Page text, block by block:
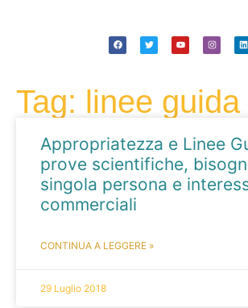
Tag: linee guida
Appropriatezza e Linee
prove scientifiche,
singola persona e
commerciali
CONTINUA A LEGGERE »
29 Luglio 2018